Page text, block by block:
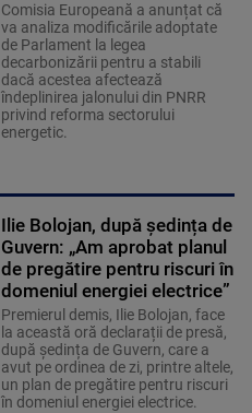
Comisia Europeană a anunțat că
va analiza modificările adoptate
de Parlament la legea
decarbonizării pentru a stabili
dacă acestea afectează
îndeplinirea jalonului din PNRR
privind reforma sectorului
energetic.
Ilie Bolojan, după ședința de
Guvern: „Am aprobat planul
de pregătire pentru riscuri în
domeniul energiei electrice”
Premierul demis, Ilie Bolojan, face
la această oră declarații de presă,
după ședința de Guvern, care a
avut pe ordinea de zi, printre altele,
un plan de pregătire pentru riscuri
în domeniul energiei electrice.